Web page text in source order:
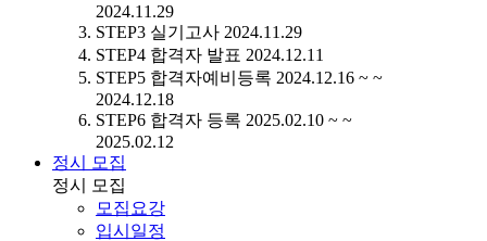
2024.11.29
STEP3 실기고사 2024.11.29
STEP4 합격자 발표 2024.12.11
STEP5 합격자예비등록 2024.12.16 ~ ~
2024.12.18
STEP6 합격자 등록 2025.02.10 ~ ~
2025.02.12
정시 모집
정시 모집
모집요강
입시일정